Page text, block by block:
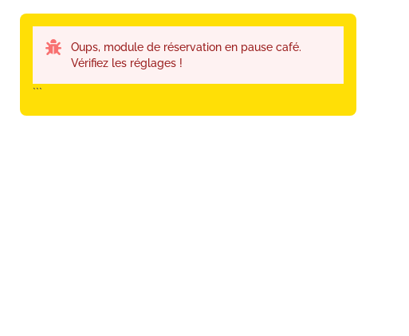
Oups, module de réservation en pause café.
Vérifiez les réglages !
```